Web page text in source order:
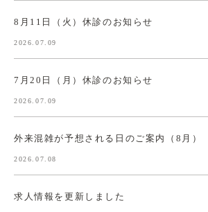
8月11日（火）休診のお知らせ
2026.07.09
7月20日（月）休診のお知らせ
2026.07.09
外来混雑が予想される日のご案内（8月）
2026.07.08
求人情報を更新しました